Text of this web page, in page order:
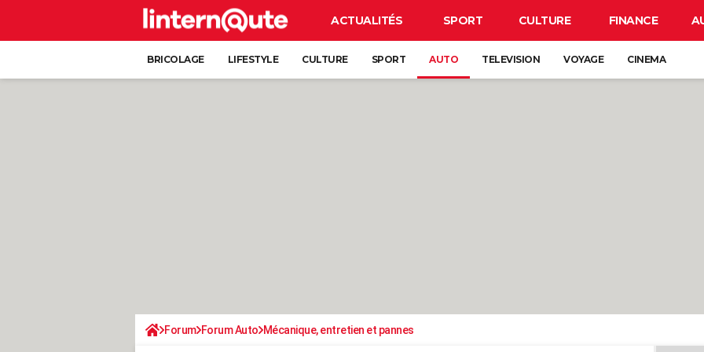
ACTUALITÉS SPORT CULTURE FINANCE
BRICOLAGE LIFESTYLE CULTURE SPORT AUTO TELEVISION VOYAGE CINEMA
Forum Forum Auto Mécanique, entretien et pannes